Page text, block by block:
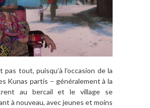
pas tout, puisqu’à l’occasion de la
Kunas partis – généralement à la
au bercail et le village se
à nouveau, avec jeunes et moins